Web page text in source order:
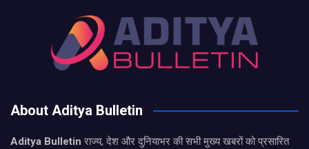
About Aditya Bulletin
Aditya Bulletinराज्य, देश और दुनियाभर की सभी मुख्य खबरों को प्रसारित